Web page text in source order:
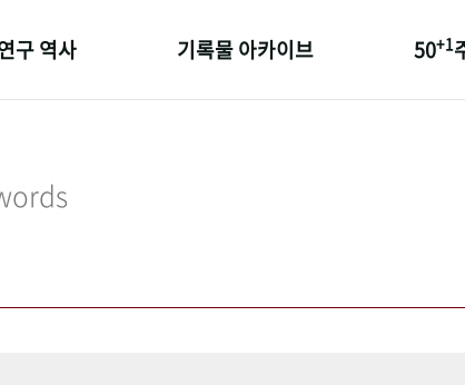
구 역사
로 보는 연구 역사
기록물 아카이브 50+1